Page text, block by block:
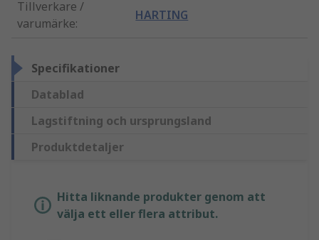
Tillverkare /
varumärke:
HARTING
Specifikationer
Datablad
Lagstiftning och ursprungsland
Produktdetaljer
Hitta liknande produkter genom att
välja ett eller flera attribut.